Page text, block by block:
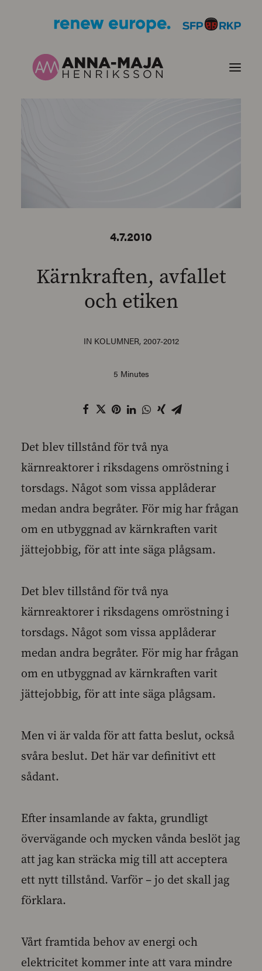
4.7.2010
Kärnkraften, avfallet
och etiken
IN KOLUMNER, 2007-2012
5 Minutes
Det blev tillstånd för två nya
kärnreaktorer i riksdagens omröstning i
torsdags. Något som vissa applåderar
medan andra begråter. För mig har frågan
om en utbyggnad av kärnkraften varit
jättejobbig, för att inte säga plågsam.
Det blev tillstånd för två nya
kärnreaktorer i riksdagens omröstning i
torsdags. Något som vissa applåderar
medan andra begråter. För mig har frågan
om en utbyggnad av kärnkraften varit
jättejobbig, för att inte säga plågsam.
Men vi är valda för att fatta beslut, också
svåra beslut. Det här var definitivt ett
sådant.
Efter insamlande av fakta, grundligt
övervägande och mycken vånda beslöt jag
att jag kan sträcka mig till att acceptera
ett nytt tillstånd. Varför – jo det skall jag
förklara.
Vårt framtida behov av energi och
elektricitet kommer inte att vara mindre